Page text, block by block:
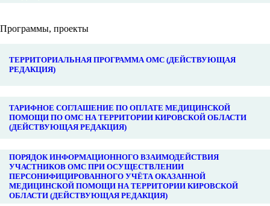
Программы, проекты
ТЕРРИТОРИАЛЬНАЯ ПРОГРАММА ОМС (ДЕЙСТВУЮЩАЯ
РЕДАКЦИЯ)
ТАРИФНОЕ СОГЛАШЕНИЕ ПО ОПЛАТЕ МЕДИЦИНСКОЙ
ПОМОЩИ ПО ОМС НА ТЕРРИТОРИИ КИРОВСКОЙ ОБЛАСТИ
(ДЕЙСТВУЮЩАЯ РЕДАКЦИЯ)
ПОРЯДОК ИНФОРМАЦИОННОГО ВЗАИМОДЕЙСТВИЯ
УЧАСТНИКОВ ОМС ПРИ ОСУЩЕСТВЛЕНИИ
ПЕРСОНИФИЦИРОВАННОГО УЧЁТА ОКАЗАННОЙ
МЕДИЦИНСКОЙ ПОМОЩИ НА ТЕРРИТОРИИ КИРОВСКОЙ
ОБЛАСТИ (ДЕЙСТВУЮЩАЯ РЕДАКЦИЯ)